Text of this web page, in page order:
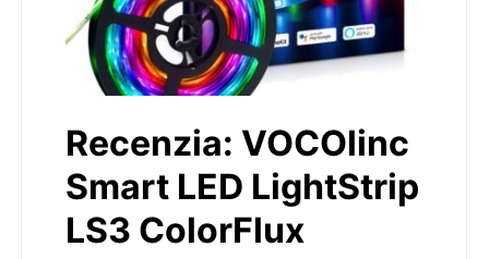
Recenzia: VOCOlinc
Smart LED LightStrip
LS3 ColorFlux